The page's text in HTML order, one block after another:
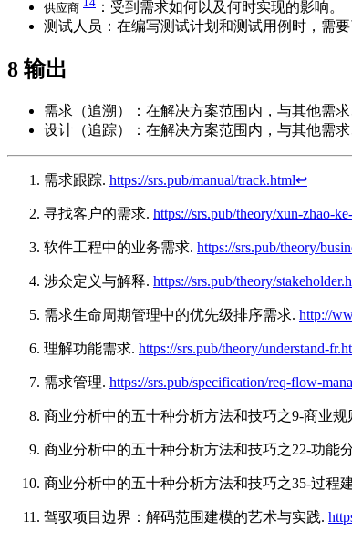
供应商
：受到需求如何以及何时实现的影响。
测试人员：在编写测试计划和测试用例时，需
8 输出
需求（追溯）：在解决方案范围内，与其他需
设计（追踪）：在解决方案范围内，与其他需
需求跟踪. https://srs.pub/manual/track.html↩︎
寻找客户的需求. https://srs.pub/theory/xun-zhao-
软件工程中的业务需求. https://srs.pub/theory/
涉众定义与解释. https://srs.pub/theory/
需求生命周期管理中的优先级排序需求. http://
理解功能需求. https://srs.pub/theory/understand-
需求管理. https://srs.pub/specification/req-flow-
商业分析中的五十种分析方法和技巧之9-商业规
商业分析中的五十种分析方法和技巧之22-功能
商业分析中的五十种分析方法和技巧之35-过程
驾驭项目边界：解码范围建模的艺术与实践.